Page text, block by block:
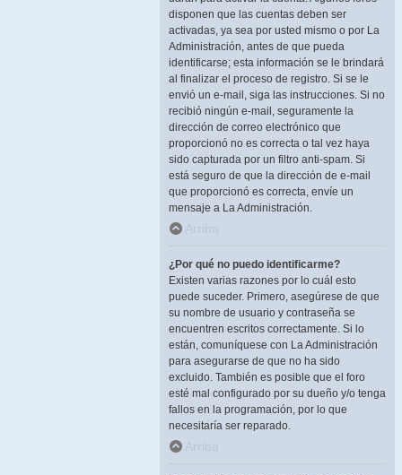
disponen que las cuentas deben ser
activadas, ya sea por usted mismo o por La
Administración, antes de que pueda
identificarse; esta información se le brindará
al finalizar el proceso de registro. Si se le
envió un e-mail, siga las instrucciones. Si no
recibió ningún e-mail, seguramente la
dirección de correo electrónico que
proporcionó no es correcta o tal vez haya
sido capturada por un filtro anti-spam. Si
está seguro de que la dirección de e-mail
que proporcionó es correcta, envíe un
mensaje a La Administración.
Arriba
¿Por qué no puedo identificarme?
Existen varias razones por lo cuál esto
puede suceder. Primero, asegúrese de que
su nombre de usuario y contraseña se
encuentren escritos correctamente. Si lo
están, comuníquese con La Administración
para asegurarse de que no ha sido
excluido. También es posible que el foro
esté mal configurado por su dueño y/o tenga
fallos en la programación, por lo que
necesitaría ser reparado.
Arriba